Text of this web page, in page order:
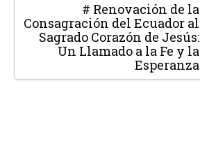
# Renovación de la
Consagración del Ecuador al
Sagrado Corazón de Jesús:
Un Llamado a la Fe y la
Esperanza